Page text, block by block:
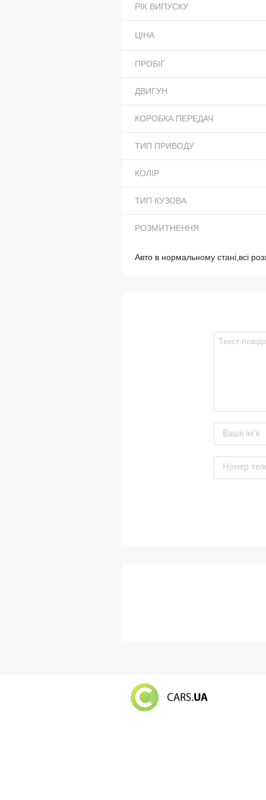
РІК ВИПУСКУ
ЦІНА
ПРОБІГ
ДВИГУН
КОРОБКА ПЕРЕДАЧ
ТИП ПРИВОДУ
КОЛІР
ТИП КУЗОВА
РОЗМИТНЕННЯ
Авто в нормальному стані,всі